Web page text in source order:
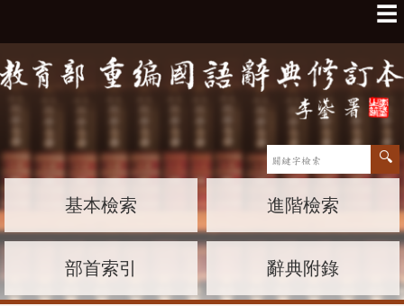
☰
基本檢索 進階檢索
部首索引 辭典附錄